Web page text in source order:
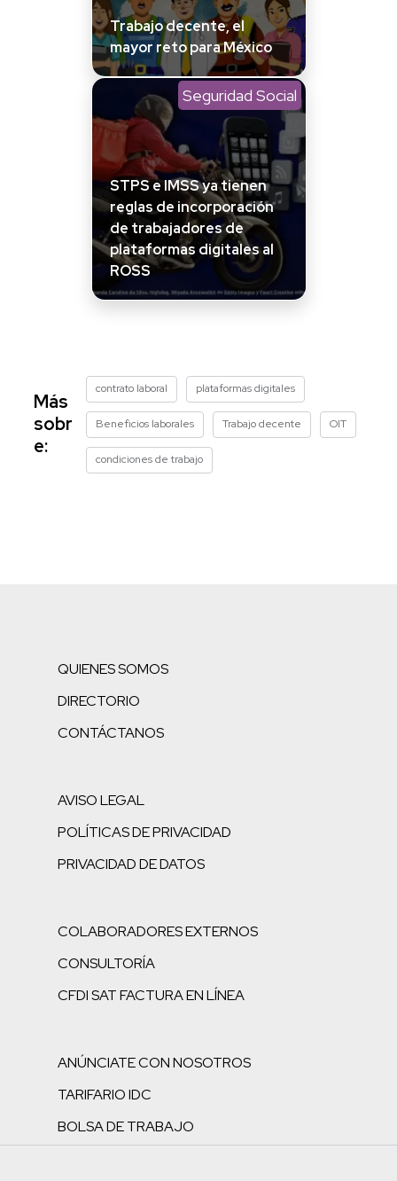
Trabajo decente, el
mayor reto para México
Seguridad Social
STPS e IMSS ya tienen
reglas de incorporación
de trabajadores de
plataformas digitales al
ROSS
Más
sobr
e:
contrato laboral plataformas digitales
Beneficios laborales Trabajo decente OIT
condiciones de trabajo
QUIENES SOMOS
DIRECTORIO
CONTÁCTANOS
AVISO LEGAL
POLÍTICAS DE PRIVACIDAD
PRIVACIDAD DE DATOS
COLABORADORES EXTERNOS
CONSULTORÍA
CFDI SAT FACTURA EN LÍNEA
ANÚNCIATE CON NOSOTROS
TARIFARIO IDC
BOLSA DE TRABAJO